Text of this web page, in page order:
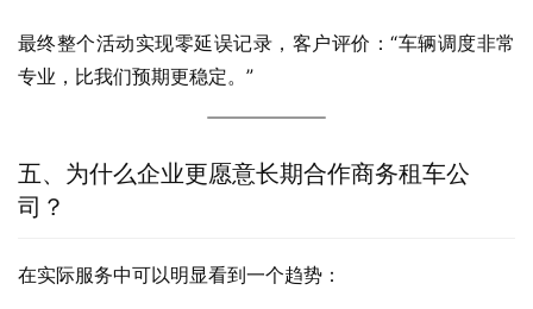
最终整个活动实现零延误记录，客户评价：“车辆调度非常
专业，比我们预期更稳定。”
五、为什么企业更愿意长期合作商务租车公
司？
在实际服务中可以明显看到一个趋势：